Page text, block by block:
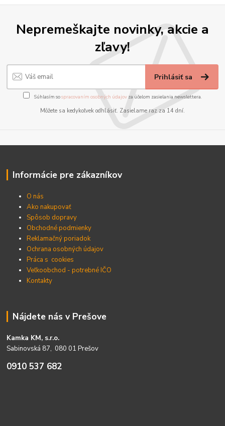
Nepremeškajte novinky, akcie a
zľavy!
Prihlásiť sa
Súhlasím sospracovaním osobných údajov za účelom zasielania newslettera.
Môžete sa kedykoľvek odhlásiť. Zasielame raz za 14 dní.
Informácie pre zákazníkov
O nás
Ako nakupovať
Spôsob dopravy
Obchodné podmienky
Reklamačný poriadok
Ochrana osobných údajov
Práca s cookies
Veľkoobchod - potrebné IČO
Kontakty
Nájdete nás v Prešove
Kamka KM, s.r.o.
Sabinovská 87, 080 01 Prešov
0910 537 682